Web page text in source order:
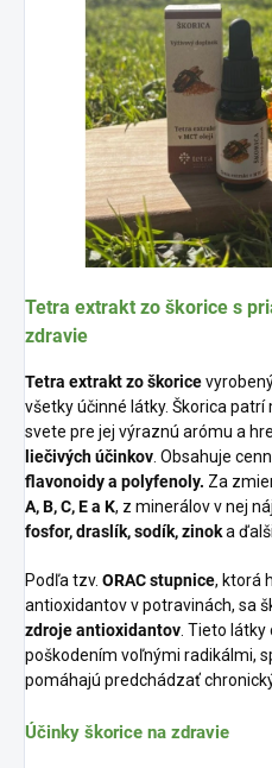
Tetra extrakt zo škorice s
zdravie
Tetra extrakt zo škorice
všetky účinné látky. Škorica
svete pre jej výraznú arómu a
liečivých účinkov . Obsahuje
flavonoidy a polyfenoly. Za
A, B, C, E a K, z minerálov v nej
fosfor, draslík, sodík, zinoka
Podľa tzv. ORAC stupnice, ktorá
antioxidantov v potravinách, sa
zdroje antioxidantov . Tieto
poškodením voľnými radikálmi,
pomáhajú predchádzať
Účinky škorice na zdravie